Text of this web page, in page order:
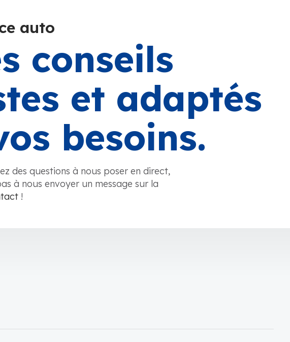
auto
conseils
et adaptés
besoins.
des questions à nous poser en direct,
à nous envoyer un message sur la
!